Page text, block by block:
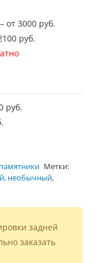
от 3000 руб.
руб.
руб.
Метки:
, необычный,
задней
заказать